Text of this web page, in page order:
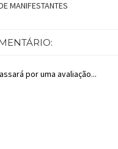
MANIFESTANTES
por uma avaliação...